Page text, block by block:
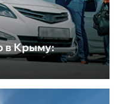
в Крыму: